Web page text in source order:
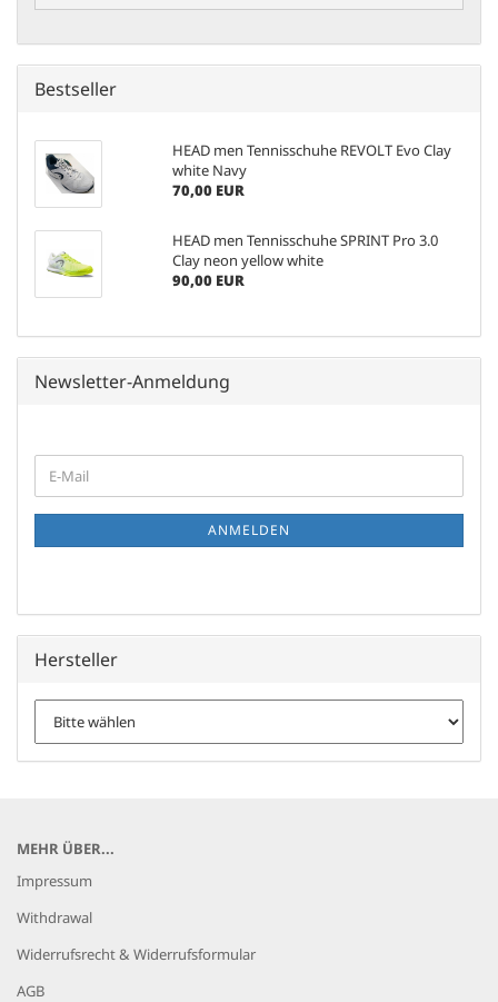
Bestseller
HEAD men Tennisschuhe REVOLT Evo Clay
white Navy
70,00 EUR
HEAD men Tennisschuhe SPRINT Pro 3.0
Clay neon yellow white
90,00 EUR
Newsletter-Anmeldung
ZUR
NEWSLETTER-
E-
Mail
ANMELDEN
Hersteller
MEHR ÜBER...
Impressum
Withdrawal
Widerrufsrecht & Widerrufsformular
AGB